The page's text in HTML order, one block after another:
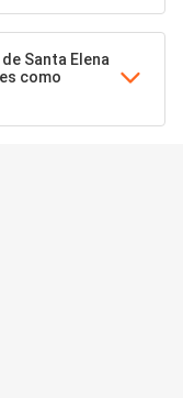
Santa Elena
como